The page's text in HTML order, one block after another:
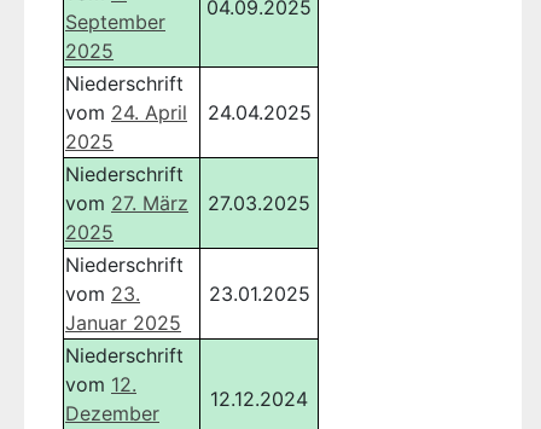
September
2025
04.09.2025
Niederschrift
vom 24. April
2025
24.04.2025
Niederschrift
vom 27. März
2025
27.03.2025
Niederschrift
vom 23.
Januar 2025
23.01.2025
Niederschrift
vom 12.
Dezember
12.12.2024